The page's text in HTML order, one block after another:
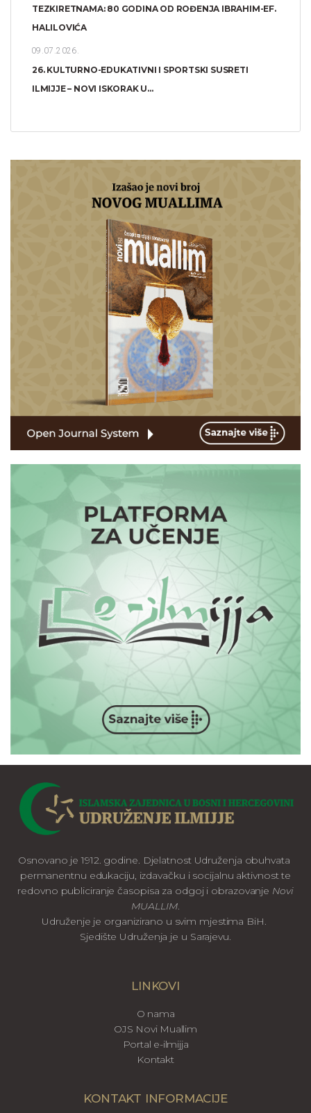
TEZKIRETNAMA: 80 GODINA OD ROĐENJA IBRAHIM-EF.
HALILOVIĆA
09.07.2026.
26. KULTURNO-EDUKATIVNI I SPORTSKI SUSRETI
ILMIJJE – NOVI ISKORAK U...
Osnovano je 1912. godine. Djelatnost Udruženja obuhvata
permanentnu edukaciju, izdavačku i socijalnu aktivnost te
redovno publiciranje časopisa za odgoj i obrazovanje Novi
MUALLIM.
Udruženje je organizirano u svim mjestima BiH.
Sjedište Udruženja je u Sarajevu.
LINKOVI
O nama
OJS Novi Muallim
Portal e-ilmijja
Kontakt
KONTAKT INFORMACIJE